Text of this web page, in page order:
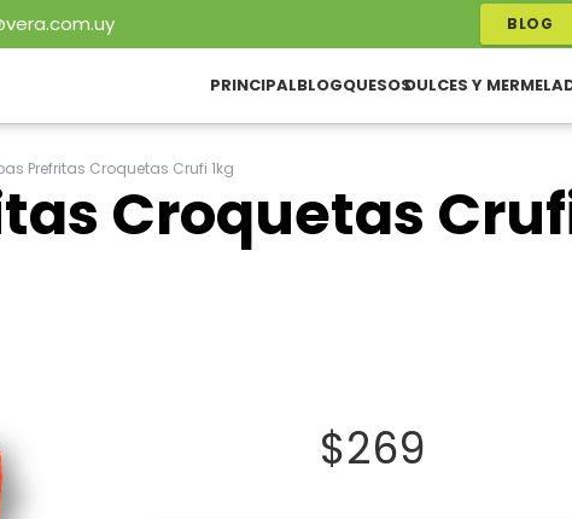
BLOG
PRINCIPALBLOGQUESOSDULCES Y
Prefritas Croquetas Crufi 1kg
Croquetas
$269